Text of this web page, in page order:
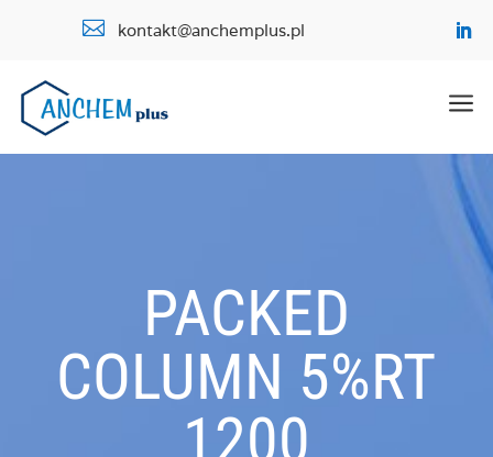
 kontakt@anchemplus.pl
a
PACKED
COLUMN 5%RT
1200